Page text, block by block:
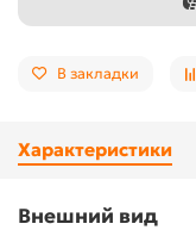
В закладки
Характеристики
Внешний вид